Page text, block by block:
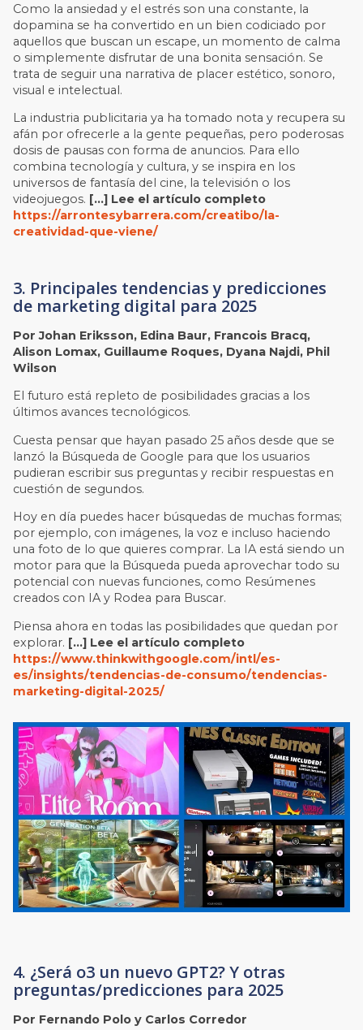
Como la ansiedad y el estrés son una constante, la
dopamina se ha convertido en un bien codiciado por
aquellos que buscan un escape, un momento de calma
o simplemente disfrutar de una bonita sensación. Se
trata de seguir una narrativa de placer estético, sonoro,
visual e intelectual.
La industria publicitaria ya ha tomado nota y recupera su
afán por ofrecerle a la gente pequeñas, pero poderosas
dosis de pausas con forma de anuncios. Para ello
combina tecnología y cultura, y se inspira en los
universos de fantasía del cine, la televisión o los
videojuegos. […] Lee el artículo completo
https://arrontesybarrera.com/creatibo/la-
creatividad-que-viene/
3. Principales tendencias y predicciones
de marketing digital para 2025
Por Johan Eriksson, Edina Baur, Francois Bracq,
Alison Lomax, Guillaume Roques, Dyana Najdi, Phil
Wilson
El futuro está repleto de posibilidades gracias a los
últimos avances tecnológicos.
Cuesta pensar que hayan pasado 25 años desde que se
lanzó la Búsqueda de Google para que los usuarios
pudieran escribir sus preguntas y recibir respuestas en
cuestión de segundos.
Hoy en día puedes hacer búsquedas de muchas formas;
por ejemplo, con imágenes, la voz e incluso haciendo
una foto de lo que quieres comprar. La IA está siendo un
motor para que la Búsqueda pueda aprovechar todo su
potencial con nuevas funciones, como Resúmenes
creados con IA y Rodea para Buscar.
Piensa ahora en todas las posibilidades que quedan por
explorar. […] Lee el artículo completo
https://www.thinkwithgoogle.com/intl/es-
es/insights/tendencias-de-consumo/tendencias-
marketing-digital-2025/
4. ¿Será o3 un nuevo GPT2? Y otras
preguntas/predicciones para 2025
Por Fernando Polo y Carlos Corredor